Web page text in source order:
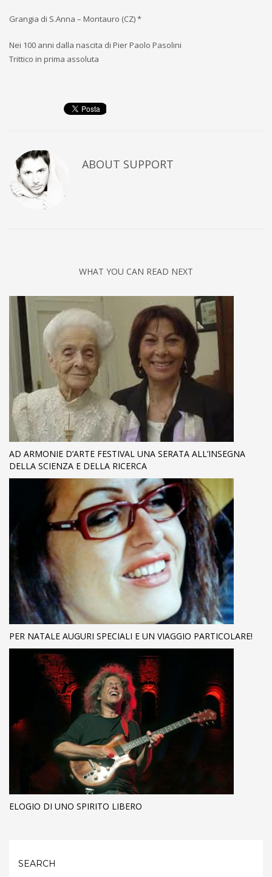
Grangia di S.Anna – Montauro (CZ) *
Nei 100 anni dalla nascita di Pier Paolo Pasolini
Trittico in prima assoluta
ABOUT SUPPORT
WHAT YOU CAN READ NEXT
AD ARMONIE D’ARTE FESTIVAL UNA SERATA ALL’INSEGNA
DELLA SCIENZA E DELLA RICERCA
PER NATALE AUGURI SPECIALI E UN VIAGGIO PARTICOLARE!
ELOGIO DI UNO SPIRITO LIBERO
SEARCH